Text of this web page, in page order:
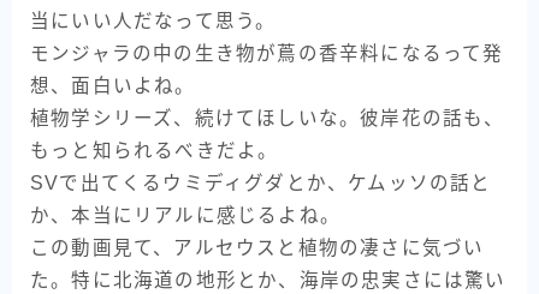
当にいい人だなって思う。
モンジャラの中の生き物が蔦の香辛料になるって発
想、面白いよね。
植物学シリーズ、続けてほしいな。彼岸花の話も、
もっと知られるべきだよ。
SVで出てくるウミディグダとか、ケムッソの話と
か、本当にリアルに感じるよね。
この動画見て、アルセウスと植物の凄さに気づい
た。特に北海道の地形とか、海岸の忠実さには驚い